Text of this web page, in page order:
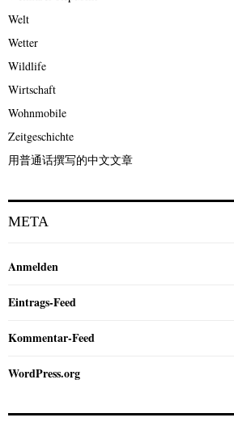
Welt
Wetter
Wildlife
Wirtschaft
Wohnmobile
Zeitgeschichte
用普通话撰写的中文文章
META
Anmelden
Eintrags-Feed
Kommentar-Feed
WordPress.org